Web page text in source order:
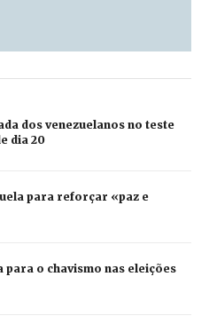
dos venezuelanos no teste
dia 20
para reforçar «paz e
o chavismo nas eleições